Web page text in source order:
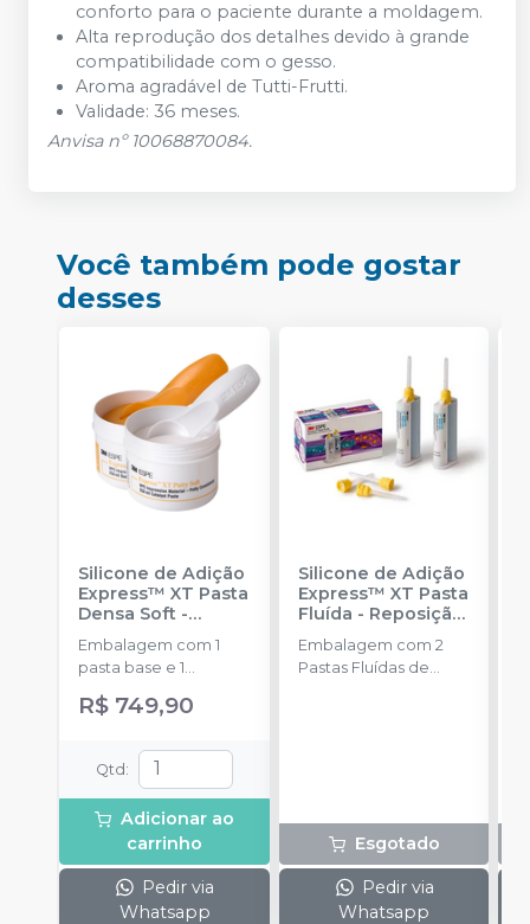
conforto para o paciente durante a moldagem.
Alta reprodução dos detalhes devido à grande
compatibilidade com o gesso.
Aroma agradável de Tutti-Frutti.
Validade: 36 meses.
Anvisa nº 10068870084.
Você também pode gostar
desses
Silicone de Adição
Express™ XT Pasta
Densa Soft -
Reposição
SOLVENTUM
Embalagem com 1
pasta base e 1
catalisadora (250ml
cada)+ 2 colheres.
R$ 749,90
Qtd :
Adicionar ao
carrinho
Pedir via
Whatsapp
Silicone de Adição
Express™ XT Pasta
Fluída - Reposição
2 unidades
SOLVENTUM
Embalagem com 2
Pastas Fluídas de
Esgotado
Pedir via
Whatsapp